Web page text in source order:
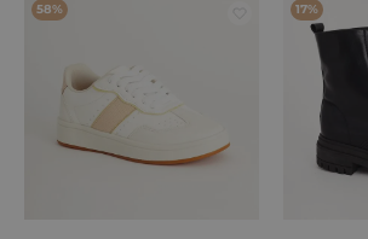
58% 17%